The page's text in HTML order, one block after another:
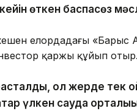
өткен баспасөз
елордадағы «Барыс
қаржы құйып отыр.
ол жерде тек
үлкен сауда